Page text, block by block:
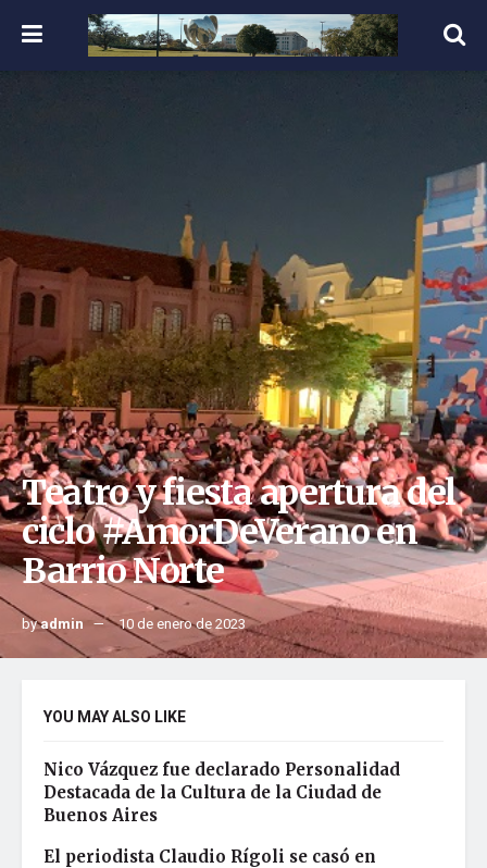
Teatro y fiesta apertura del
ciclo #AmorDeVerano en
Barrio Norte
byadmin 10 de enero de 2023
YOU MAY ALSO LIKE
Nico Vázquez fue declarado Personalidad
Destacada de la Cultura de la Ciudad de
Buenos Aires
El periodista Claudio Rígoli se casó en